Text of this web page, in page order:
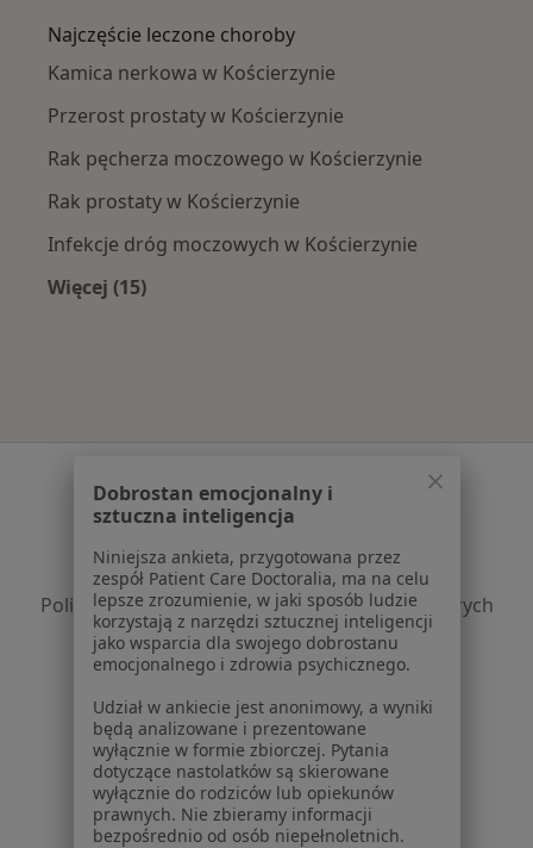
Najczęście leczone choroby
Kamica nerkowa w Kościerzynie
Przerost prostaty w Kościerzynie
Rak pęcherza moczowego w Kościerzynie
Rak prostaty w Kościerzynie
Infekcje dróg moczowych w Kościerzynie
Więcej (15)
Regulamin
Polityka prywatności pacjentów
Polityka prywatności profesjonalistów
Polityka prywatności dla profesjonalistów, których
dane pozyskaliśmy samodzielnie
Polityka cookies
Dostępność
O nas
Praca Rekrutujemy!
Partnerzy
Centrum prasowe
Dobrostan emocjonalny i
sztuczna inteligencja
Niniejsza ankieta, przygotowana przez
zespół Patient Care Doctoralia, ma na celu
lepsze zrozumienie, w jaki sposób ludzie
korzystają z narzędzi sztucznej inteligencji
jako wsparcia dla swojego dobrostanu
emocjonalnego i zdrowia psychicznego.
Udział w ankiecie jest anonimowy, a wyniki
będą analizowane i prezentowane
wyłącznie w formie zbiorczej. Pytania
dotyczące nastolatków są skierowane
wyłącznie do rodziców lub opiekunów
prawnych. Nie zbieramy informacji
bezpośrednio od osób niepełnoletnich.